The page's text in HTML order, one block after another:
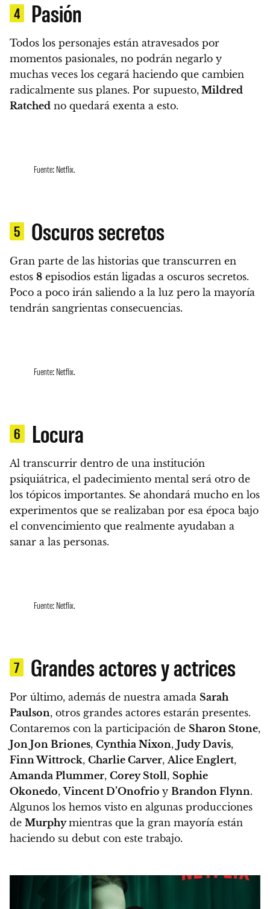
4 Pasión
Todos los personajes están atravesados por
momentos pasionales, no podrán negarlo y
muchas veces los cegará haciendo que cambien
radicalmente sus planes. Por supuesto, Mildred
Ratched no quedará exenta a esto.
Fuente: Netflix.
5 Oscuros secretos
Gran parte de las historias que transcurren en
estos 8 episodios están ligadas a oscuros secretos.
Poco a poco irán saliendo a la luz pero la mayoría
tendrán sangrientas consecuencias.
Fuente: Netflix.
6 Locura
Al transcurrir dentro de una institución
psiquiátrica, el padecimiento mental será otro de
los tópicos importantes. Se ahondará mucho en los
experimentos que se realizaban por esa época bajo
el convencimiento que realmente ayudaban a
sanar a las personas.
Fuente: Netflix.
7 Grandes actores y actrices
Por último, además de nuestra amada Sarah
Paulson, otros grandes actores estarán presentes.
Contaremos con la participación de Sharon Stone,
Jon Jon Briones, Cynthia Nixon, Judy Davis,
Finn Wittrock, Charlie Carver, Alice Englert,
Amanda Plummer, Corey Stoll, Sophie
Okonedo,Vincent D’Onofrio y Brandon Flynn.
Algunos los hemos visto en algunas producciones
de Murphymientras que la gran mayoría están
haciendo su debut con este trabajo.